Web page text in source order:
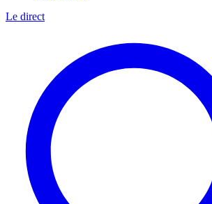
Le direct